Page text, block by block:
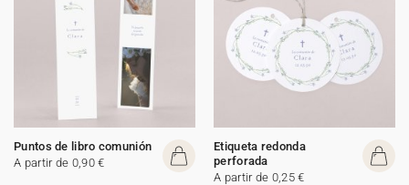
Puntos de libro comunión
A partir de 0,90 €
Etiqueta redonda
perforada
A partir de 0,25 €